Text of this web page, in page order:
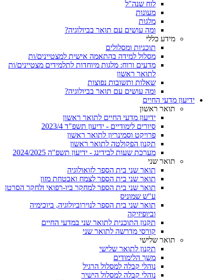
לוח שנה"ל
מעונות
מלגות
ומה עושים עם תואר בביולוגיה?
מידע כללי
תוכניות ומסלולים
מסלול למידה בהתאמה אישית למצטיינים/ות
מדעים ורוח: מלגות מיוחדות לתלמידים מצטיינים/ות
לתואר ראשון
שאלות ותשובות נפוצות
ומה עושים עם תואר בביולוגיה?
ידיעון מדעי החיים
תואר ראשון
ידיעון מדעי החיים לתואר ראשון
סיורים לימודיים - ידיעון תשפ"ד 2023/4
פרויקט וסמינריון לתואר ראשון
תקנון הפקולטה לתואר ראשון
מערכת שעות לבידינג - ידיעון תשפ"ה 2024/2025
תואר שני
תואר שני בית הספר לזואולוגיה
תואר שני בית הספר לצמח ואבטחת מזון
תואר שני בית הספר למחקר ביו-רפואי ולחקר הסרטן
ע"ש שמוניס
תואר שני בית הספר לנוירוביולוגיה, ביוכימיה
וביופיזיקה
תקנון התוכנית לתואר שני במדעי החיים
קורסי מדרשה לתואר שני
תואר שלישי
תקנון לתואר שלישי
משך הלימודים
נוהלי קבלה למסלול הרגיל
נוהלי קבלה למסלול הישיר